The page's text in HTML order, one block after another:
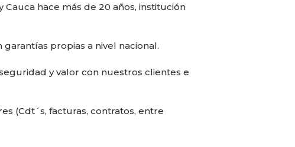
hace más de 20 años, institución
propias a nivel nacional.
y valor con nuestros clientes e
(Cdt´s, facturas, contratos, entre